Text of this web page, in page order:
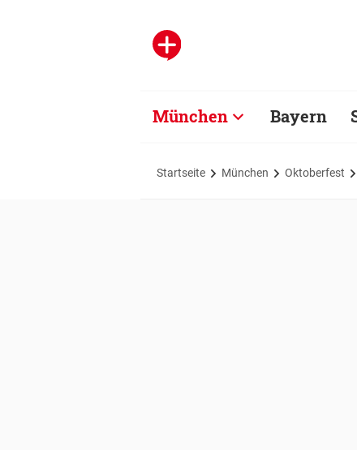
München Bayern
Startseite München Oktoberfest